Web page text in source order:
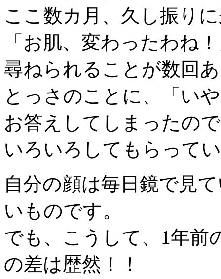
ここ数カ月、久し振り
「お肌、変わったわね
尋ねられることが数回
とっさのことに、「い
お答えしてしまったの
いろいろしてもらって
自分の顔は毎日鏡で見
いものです。
でも、こうして、1年前
の差は歴然！！